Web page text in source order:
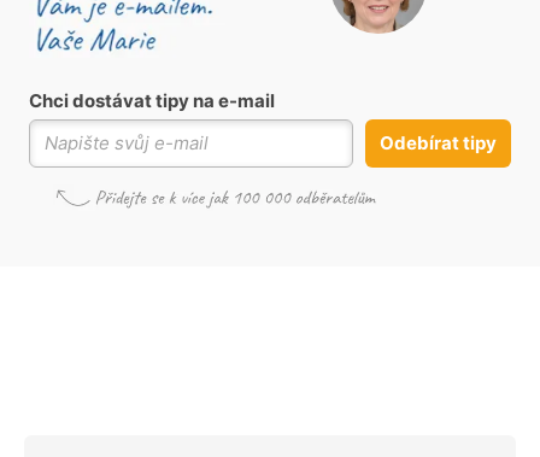
Chci dostávat tipy na e-mail
Odebírat tipy